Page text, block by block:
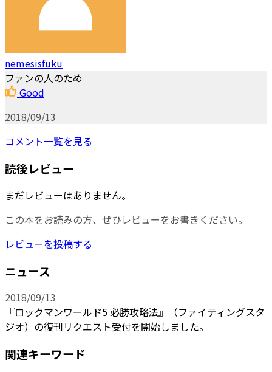
nemesisfuku
ファンの人のため
Good
2018/09/13
コメント一覧を見る
読後レビュー
まだレビューはありません。
この本をお読みの方、ぜひレビューをお書きください。
レビューを投稿する
ニュース
2018/09/13
『ロックマンワールド5 必勝攻略法』（ファイティングスタ
ジオ）の復刊リクエスト受付を開始しました。
関連キーワード